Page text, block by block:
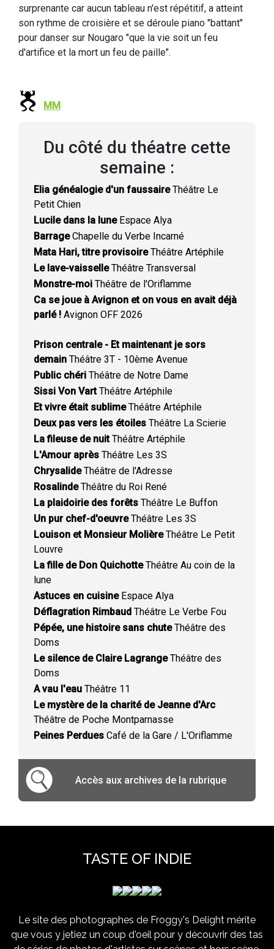
surprenante car aucun tableau n'est répétitif, a atteint
son rythme de croisière et se déroule piano "battant"
pour danser sur Nougaro "que la vie soit un feu
d'artifice et la mort un feu de paille".
MM
Du côté du théatre cette
semaine :
Elia généalogie d'un faussaireThéâtre Le
Petit Chien
Lucile dans la luneEspace Alya
BarrageChapelle du Verbe Incarné
Mata Hari, titre provisoireThéâtre Artéphile
Le lave-vaisselleThéâtre Transversal
Monstre-moi Théâtre de l'Oriflamme
Ca se joue à Avignon et on vous en avait déjà
parlé ! Avignon OFF 2026
Prison centrale - Et maintenant je sors
demain Théâtre 3T - 10ème Avenue
Public chéri Théâtre de Notre Dame
Sissi Von VartThéâtre Artéphile
Et vivre était sublimeThéâtre Artéphile
Deux pas vers les étoiles Théâtre La Scierie
La fileuse de nuitThéâtre Artéphile
L'Amour après Théâtre Les 3S
ChrysalideThéâtre de l'Adresse
RosalindeThéâtre du Roi René
La plaidoirie des forêts Théâtre Le Buffon
Un pur chef-d'oeuvreThéâtre Les 3S
Louison et Monsieur MolièreThéâtre Le Petit
Louvre
La fille de Don QuichotteThéâtre Au coin de la
lune
Astuces en cuisineEspace Alya
Déflagration Rimbaud Théâtre Le Verbe Fou
Pépée, une histoire sans chuteThéâtre des
Doms
Le silence de Claire LagrangeThéâtre des
Doms
A vau l'eau Théâtre 11
Le mystère de la charité de Jeanne d'Arc
Théâtre de Poche Montparnasse
Peines Perdues Café de la Gare / L'Oriflamme
Accès aux archives de la rubrique
TASTE OF INDIE
Le site des photographes de Froggy's Delight mérite
que vous y jetiez un coup d'oeil pour y découvrir des tas